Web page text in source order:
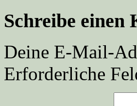
Schreibe einen
Deine E-Mail-
Erforderliche